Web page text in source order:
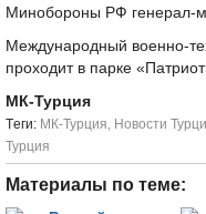
Минобороны РФ генерал-
Международный военно-
проходит в парке
МК-Турция
Tеги: МК-Турция, Новости
Турция
Материалы по теме: